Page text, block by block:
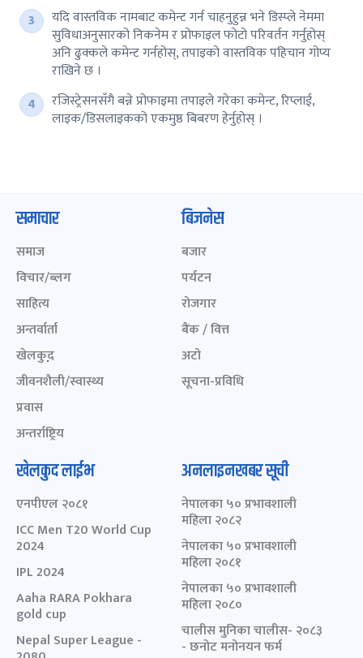
यदि वास्तविक नामबाट कमेन्ट गर्न चाहनुहुन्न भने डिस्प्ले नेममा
सुविधाअनुसारको निकनेम र प्रोफाइल फोटो परिवर्तन गर्नुहोस्
अनि ढुक्कले कमेन्ट गर्नहोस्, तपाइको वास्तविक पहिचान गोप्य
राखिने छ ।
रजिस्ट्रेसनसँगै बन्ने प्रोफाइमा तपाइले गरेका कमेन्ट, रिप्लाई,
लाइक/डिसलाइकको एकमुष्ठ बिबरण हेर्नुहोस् ।
समाचार
समाज
विचार/ब्लग
साहित्य
अन्तर्वार्ता
खेलकुद़़
जीवनशैली/स्वास्थ्य
प्रवास
अन्तर्राष्ट्रिय
बिजनेस
बजार
पर्यटन
रोजगार
बैंक / वित्त
अटो
सूचना-प्रविधि
खेलकुद लाईभ
एनपीएल २०८१
ICC Men T20 World Cup
2024
IPL 2024
Aaha RARA Pokhara
gold cup
Nepal Super League -
अनलाइनखबर सूची
नेपालका ५० प्रभावशाली
महिला २०८२
नेपालका ५० प्रभावशाली
महिला २०८१
नेपालका ५० प्रभावशाली
महिला २०८०
चालीस मुनिका चालीस- २०८३
- छनोट मनोनयन फर्म